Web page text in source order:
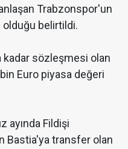
Trabzonspor'un
belirtildi.
kadar sözleşmesi olan
Euro piyasa değeri
ayında Fildişi
Bastia'ya transfer olan